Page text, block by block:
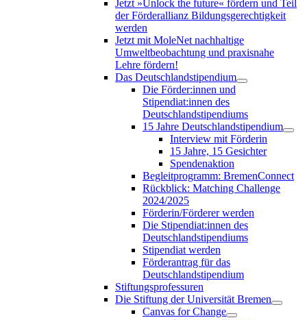
Jetzt »Unlock the future« fördern und Teil
der Förderallianz Bildungsgerechtigkeit
werden
Jetzt mit MoleNet nachhaltige
Umweltbeobachtung und praxisnahe
Lehre fördern!
Das Deutschlandstipendium
Die Förder:innen und
Stipendiat:innen des
Deutschlandstipendiums
15 Jahre Deutschlandstipendium
Interview mit Förderin
15 Jahre, 15 Gesichter
Spendenaktion
Begleitprogramm: BremenConnect
Rückblick: Matching Challenge
2024/2025
Förderin/Förderer werden
Die Stipendiat:innen des
Deutschlandstipendiums
Stipendiat werden
Förderantrag für das
Deutschlandstipendium
Stiftungsprofessuren
Die Stiftung der Universität Bremen
Canvas for Change